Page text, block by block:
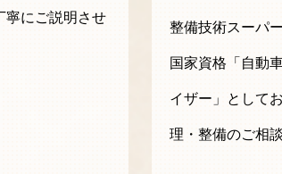
寧にご説明させ
整備技術スーパ
国家資格「自動
イザー」として
理・整備のご相